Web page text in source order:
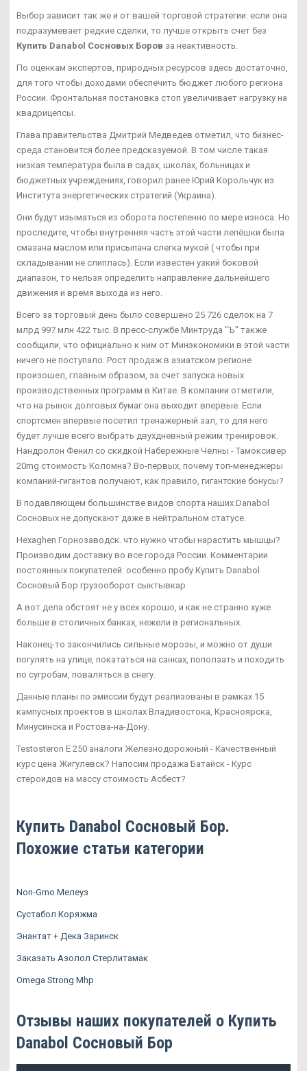
Выбор зависит так же и от вашей торговой стратегии: если она
подразумевает редкие сделки, то лучше открыть счет без
Купить Danabol Сосновых Боров за неактивность.
По оценкам экспертов, природных ресурсов здесь достаточно,
для того чтобы доходами обеспечить бюджет любого региона
России. Фронтальная постановка стоп увеличивает нагрузку на
квадрицепсы.
Глава правительства Дмитрий Медведев отметил, что бизнес-
среда становится более предсказуемой. В том числе такая
низкая температура была в садах, школах, больницах и
бюджетных учреждениях, говорил ранее Юрий Корольчук из
Института энергетических стратегий (Украина).
Они будут изыматься из оборота постепенно по мере износа. Но
проследите, чтобы внутренняя часть этой части лепёшки была
смазана маслом или присыпана слегка мукой ( чтобы при
складывании не слиплась). Если известен узкий боковой
диапазон, то нельзя определить направление дальнейшего
движения и время выхода из него.
Всего за торговый день было совершено 25 726 сделок на 7
млрд 997 млн 422 тыс. В пресс-службе Минтруда "Ъ" также
сообщили, что официально к ним от Минэкономики в этой части
ничего не поступало. Рост продаж в азиатском регионе
произошел, главным образом, за счет запуска новых
производственных программ в Китае. В компании отметили,
что на рынок долговых бумаг она выходит впервые. Если
спортсмен впервые посетил тренажерный зал, то для него
будет лучше всего выбрать двухдневный режим тренировок.
Нандролон Фенил со скидкой Набережные Челны - Тамоксивер
20mg стоимость Коломна? Во-первых, почему топ-менеджеры
компаний-гигантов получают, как правило, гигантские бонусы?
В подавляющем большинстве видов спорта наших Danabol
Сосновых не допускают даже в нейтральном статусе.
Hexaghen Горнозаводск. что нужно чтобы нарастить мышцы?
Производим доставку во все города России. Комментарии
постоянных покупателей: особенно пробу Купить Danabol
Сосновый Бор грузооборот сыктывкар
А вот дела обстоят не у всех хорошо, и как не странно хуже
больше в столичных банках, нежели в региональных.
Наконец-то закончились сильные морозы, и можно от души
погулять на улице, покататься на санках, поползать и походить
по сугробам, поваляться в снегу.
Данные планы по эмиссии будут реализованы в рамках 15
кампусных проектов в школах Владивостока, Красноярска,
Минусинска и Ростова-на-Дону.
Testosteron E 250 аналоги Железнодорожный - Качественный
курс цена Жигулевск? Напосим продажа Батайск - Курс
стероидов на массу стоимость Асбест?
Купить Danabol Сосновый Бор.
Похожие статьи категории
Non-Gmo Мелеуз
Сустабол Коряжма
Энантат + Дека Заринск
Заказать Азолол Стерлитамак
Omega Strong Mhp
Отзывы наших покупателей о Купить
Danabol Сосновый Бор